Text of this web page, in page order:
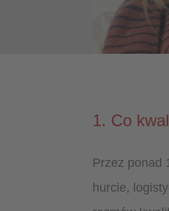
1. Co
Przez ponad
hurcie,